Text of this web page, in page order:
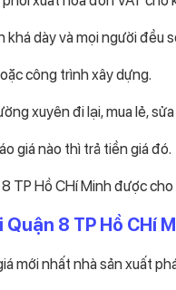
khá dày và mọi người đều
công trình xây dựng.
xuyên đi lại, mua lẻ,
giá nào thì trả tiền giá đó.
TP Hồ CHí Minh được cho
8 TP Hồ CHí
mới nhất nhà sản xuất